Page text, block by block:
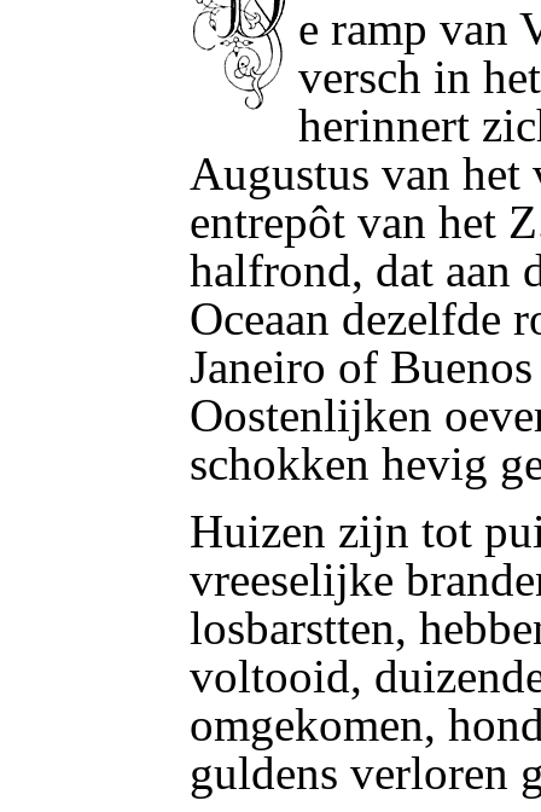
D e ramp van
versch in
herinnert
Augustus van
entrepôt van het
halfrond, dat aan
Oceaan dezelfde
Janeiro of
Oostenlijken
schokken hevig
Huizen zijn tot
vreeselijke
losbarstten,
voltooid,
omgekomen,
guldens verloren